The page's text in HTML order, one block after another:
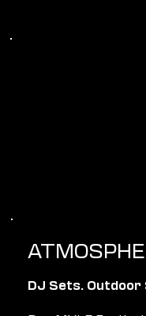
DJ Sets. Outdoor